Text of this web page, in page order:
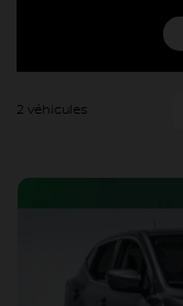
2 véhicules